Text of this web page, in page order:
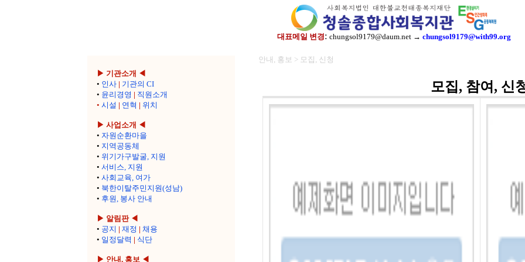
대표메일 변경: chungsol9179@daum.net → chungsol9179@with99.org
▶ 기관소개 ◀
• 인사 | 기관의 CI
• 윤리경영 | 직원소개
• 시설 | 연혁 | 위치
▶ 사업소개 ◀
• 자원순환마을
• 지역공동체
• 위기가구발굴, 지원
• 서비스, 지원
• 사회교육, 여가
• 북한이탈주민지원(성남)
• 후원, 봉사 안내
▶ 알림판 ◀
• 공지 | 재정 | 채용
• 일정달력 | 식단
▶ 안내, 홍보 ◀
안내, 홍보 > 모집, 신청
모집, 참여, 신